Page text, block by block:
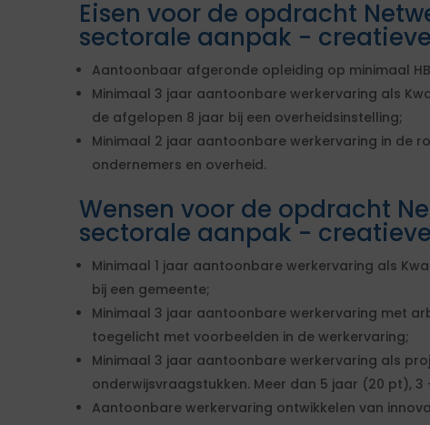
Eisen voor de opdracht
sectorale aanpak -
Aantoonbaar afgeronde opleiding op minimaal
Minimaal 3 jaar aantoonbare werkervaring als
de afgelopen 8 jaar bij een overheidsinstelling;
Minimaal 2 jaar aantoonbare werkervaring in de
ondernemers en overheid.
Wensen voor de opdracht
sectorale aanpak -
Minimaal 1 jaar aantoonbare werkervaring als
bij een gemeente;
Minimaal 3 jaar aantoonbare werkervaring met
toegelicht met voorbeelden in de werkervaring;
Minimaal 3 jaar aantoonbare werkervaring als
onderwijsvraagstukken. Meer dan 5 jaar (20 pt),
Aantoonbare werkervaring ontwikkelen van